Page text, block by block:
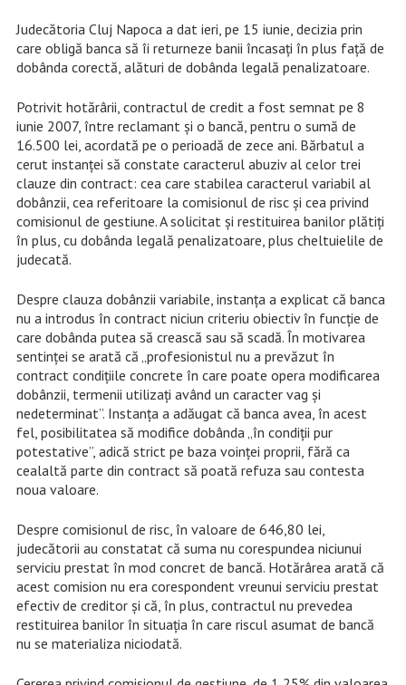
Judecătoria Cluj Napoca a dat ieri, pe 15 iunie, decizia prin
care obligă banca să îi returneze banii încasați în plus față de
dobânda corectă, alături de dobânda legală penalizatoare.
Potrivit hotărârii, contractul de credit a fost semnat pe 8
iunie 2007, între reclamant și o bancă, pentru o sumă de
16.500 lei, acordată pe o perioadă de zece ani. Bărbatul a
cerut instanței să constate caracterul abuziv al celor trei
clauze din contract: cea care stabilea caracterul variabil al
dobânzii, cea referitoare la comisionul de risc și cea privind
comisionul de gestiune. A solicitat și restituirea banilor plătiți
în plus, cu dobânda legală penalizatoare, plus cheltuielile de
judecată.
Despre clauza dobânzii variabile, instanța a explicat că banca
nu a introdus în contract niciun criteriu obiectiv în funcție de
care dobânda putea să crească sau să scadă. În motivarea
sentinței se arată că „profesionistul nu a prevăzut în
contract condițiile concrete în care poate opera modificarea
dobânzii, termenii utilizați având un caracter vag și
nedeterminat”. Instanța a adăugat că banca avea, în acest
fel, posibilitatea să modifice dobânda „în condiții pur
potestative”, adică strict pe baza voinței proprii, fără ca
cealaltă parte din contract să poată refuza sau contesta
noua valoare.
Despre comisionul de risc, în valoare de 646,80 lei,
judecătorii au constatat că suma nu corespundea niciunui
serviciu prestat în mod concret de bancă. Hotărârea arată că
acest comision nu era corespondent vreunui serviciu prestat
efectiv de creditor și că, în plus, contractul nu prevedea
restituirea banilor în situația în care riscul asumat de bancă
nu se materializa niciodată.